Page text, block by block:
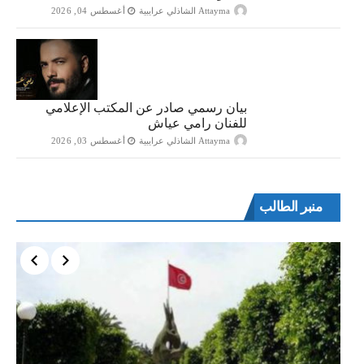
Attayma الشاذلي عرايبية أغسطس 04, 2026
بيان رسمي صادر عن المكتب الإعلامي
للفنان رامي عياش
Attayma الشاذلي عرايبية أغسطس 03, 2026
منبر الطالب